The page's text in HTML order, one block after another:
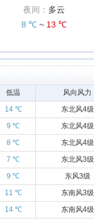
夜间： 多云
8 ℃ ~ 13 ℃
低温
风向风力
14 ℃
东北风4级
9 ℃
东北风4级
8 ℃
东北风4级
7 ℃
东北风3级
9 ℃
东风3级
11 ℃
东南风3级
14 ℃ 东南风4级